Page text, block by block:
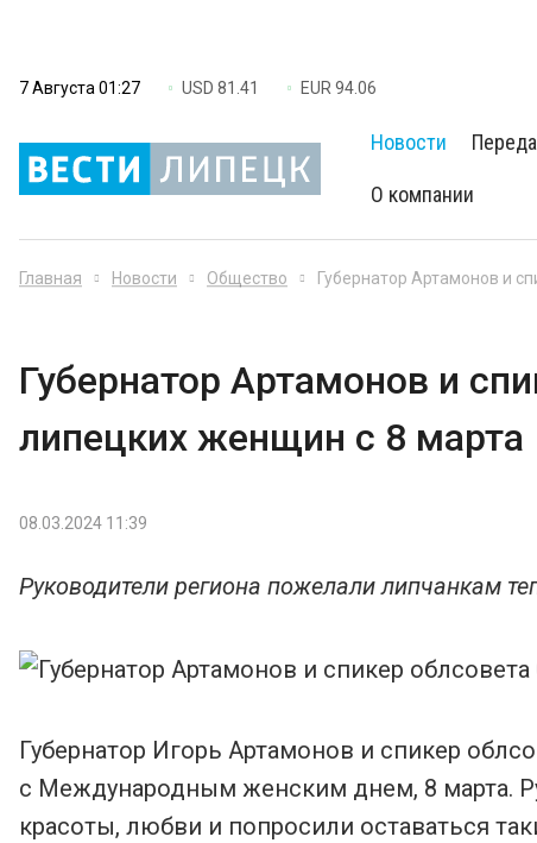
7 Августа 01:27 USD 81.41 EUR 94.06
Новости
О компании
Главная Новости Общество Губернатор Артамонов и
Губернатор Артамонов и
липецких женщин с 8 марта
08.03.2024 11:39
Руководители региона пожелали липчанкам
Губернатор Игорь Артамонов и спикер
с Международным женским днем, 8 марта.
красоты, любви и попросили оставаться